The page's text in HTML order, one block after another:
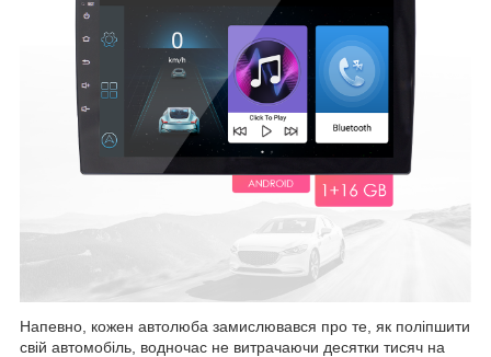
Напевно, кожен автолюба замислювався про те, як поліпшити
свій автомобіль, водночас не витрачаючи десятки тисяч на